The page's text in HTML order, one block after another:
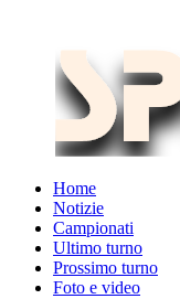
Home
Notizie
Campionati
Ultimo turno
Prossimo turno
Foto e video